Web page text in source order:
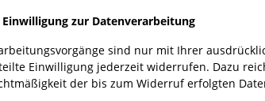
zur Datenverarbeitung
sind nur mit Ihrer
Einwilligung jederzeit widerrufen. Dazu
der bis zum Widerruf erfolgten